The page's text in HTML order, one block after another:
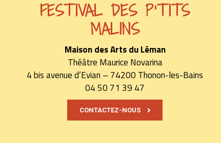
FESTIVAL DES P'TITS
MALINS
Maison des Arts du Léman
Théâtre Maurice Novarina
4 bis avenue d’Evian – 74200 Thonon-les-Bains
04 50 71 39 47
CONTACTEZ-NOUS